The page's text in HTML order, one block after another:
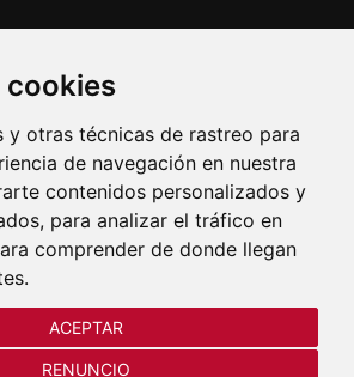
cookies
y otras técnicas de rastreo para
de navegación en nuestra
contenidos personalizados y
para analizar el tráfico en
comprender de donde llegan
ACEPTAR
RENUNCIO